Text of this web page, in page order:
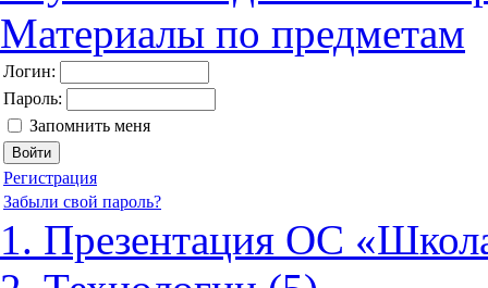
Материалы по предметам
Логин:
Пароль:
Запомнить меня
Регистрация
Забыли свой пароль?
1. Презентация ОС